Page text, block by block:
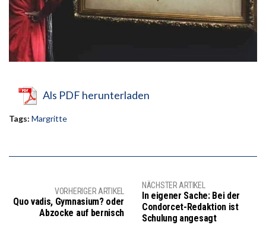
Als PDF herunterladen
Tags: Margritte
VORHERIGER ARTIKEL
Quo vadis, Gymnasium? oder
Abzocke auf bernisch
NÄCHSTER ARTIKEL
In eigener Sache: Bei der
Condorcet-Redaktion ist
Schulung angesagt